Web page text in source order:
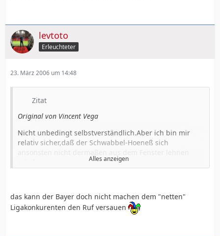
levtoto
Erleuchteter
23. März 2006 um 14:48
Zitat
Original von Vincent Vega
Nicht unbedingt selbstverständlich.Aber ich bin mir
relativ sicher,daß der Schwabbel-Hoeneß sich
Was meint Ihr, was medial derzeit abgehen würde,wenn
irgendein Schmierfink
behauptete,an einem Titel der Bazis wäre gedreht
Alles anzeigen
das kann der Bayer doch nicht machen dem "netten"
Ligakonkurenten den Ruf versauen